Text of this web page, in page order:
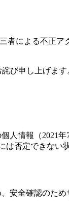
による不正
申し上げま
情報（2021
否定できない
安全確認のた